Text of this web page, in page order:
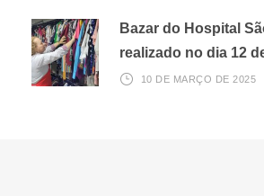
Bazar do Hospital
realizado no dia 12
10 DE MARÇO DE 2025